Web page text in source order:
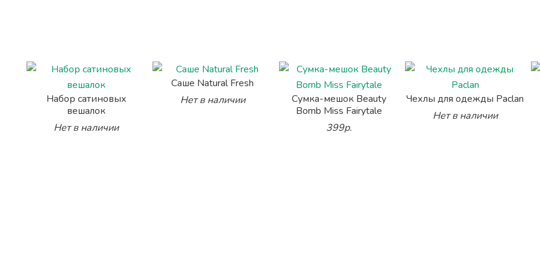
Набор сатиновых
вешалок
Нет в наличии
Саше Natural Fresh
Нет в наличии
Сумка-мешок Beauty
Bomb Miss Fairytale
399р.
Чехлы для одежды Paclan
Нет в наличии